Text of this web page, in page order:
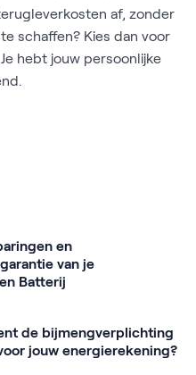
af, zonder
schaffen? Kies dan voor
hebt jouw persoonlijke
en
van je
Batterij
de bijmengverplichting
jouw energierekening?